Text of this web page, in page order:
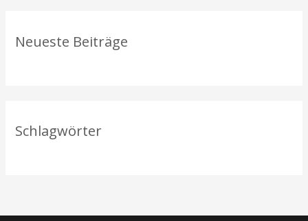
Neueste Beiträge
Schlagwörter